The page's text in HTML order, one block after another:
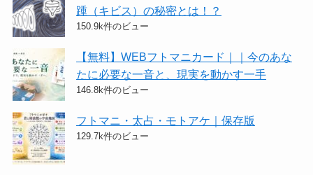
踵（キビス）の秘密とは！？
150.9k件のビュー
【無料】WEBフトマニカード｜｜今のあな
たに必要な一音と、現実を動かす一手
146.8k件のビュー
フトマニ・太占・モトアケ｜保存版
129.7k件のビュー